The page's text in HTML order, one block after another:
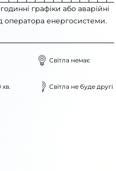
графіки або аварійні
оператора енергосистеми.
Світла немає
хв. Світла не буде другі